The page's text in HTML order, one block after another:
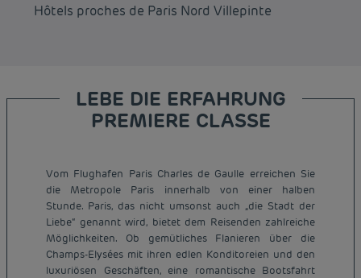
Hôtels proches de Paris Nord Villepinte
LEBE DIE ERFAHRUNG
PREMIERE CLASSE
Vom Flughafen Paris Charles de Gaulle erreichen Sie
die Metropole Paris innerhalb von einer halben
Stunde. Paris, das nicht umsonst auch „die Stadt der
Liebe“ genannt wird, bietet dem Reisenden zahlreiche
Möglichkeiten. Ob gemütliches Flanieren über die
Champs-Elysées mit ihren edlen Konditoreien und den
luxuriösen Geschäften, eine romantische Bootsfahrt